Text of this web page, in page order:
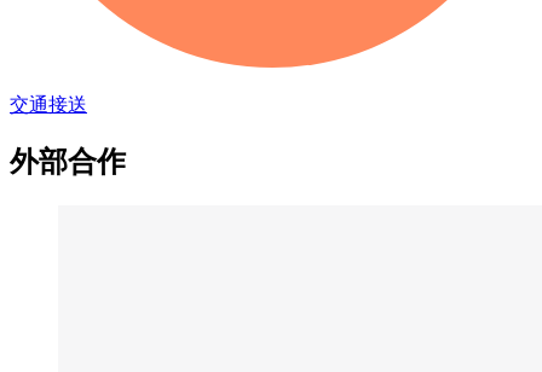
交通接送
外部合作